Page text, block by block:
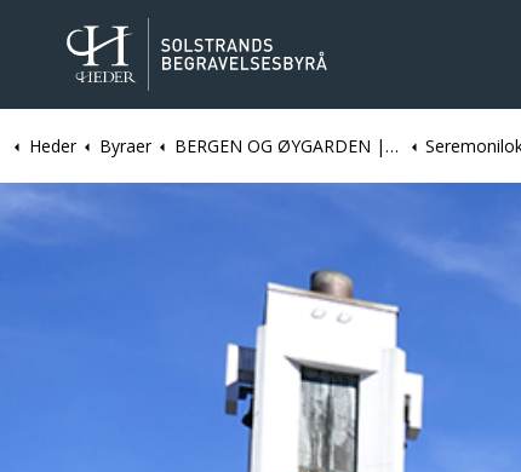
Heder Byraer BERGEN OG ØYGARDEN | Solstrands Begravelsesbyrå Seremonilokaler i